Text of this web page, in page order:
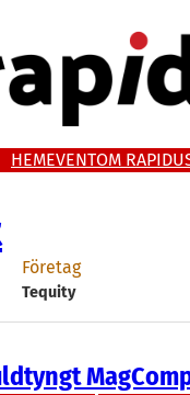
HEMEVENTOM
Företag
Tequity